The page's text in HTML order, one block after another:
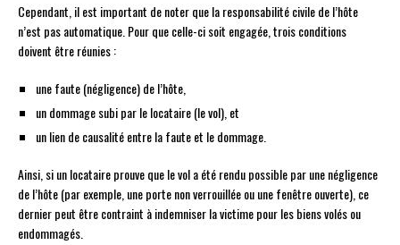
Cependant, il est important de noter que la responsabilité civile de l’hôte
n’est pas automatique. Pour que celle-ci soit engagée, trois conditions
doivent être réunies :
une faute (négligence) de l’hôte,
un dommage subi par le locataire (le vol), et
un lien de causalité entre la faute et le dommage.
Ainsi, si un locataire prouve que le vol a été rendu possible par une négligence
de l’hôte (par exemple, une porte non verrouillée ou une fenêtre ouverte), ce
dernier peut être contraint à indemniser la victime pour les biens volés ou
endommagés.